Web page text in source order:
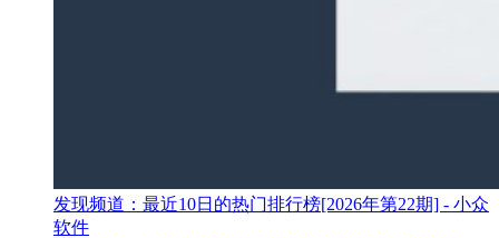
发现频道：最近10日的热门排行榜[2026年第22期] - 小众
软件